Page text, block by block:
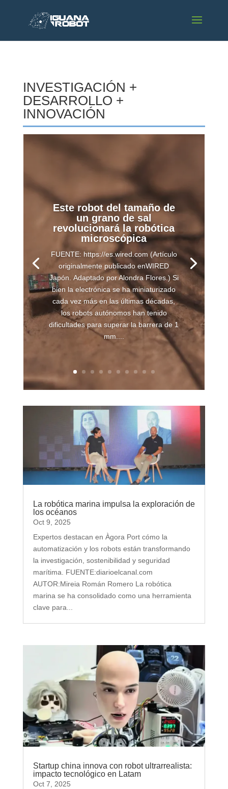
INVESTIGACIÓN +
DESARROLLO +
INNOVACIÓN
Este robot del tamaño de
un grano de sal
revolucionará la robótica
microscópica
FUENTE: https://es.wired.com (Artículo
originalmente publicado enWIRED
Japón. Adaptado por Alondra Flores.) Si
bien la electrónica se ha miniaturizado
cada vez más en las últimas décadas,
los robots autónomos han tenido
dificultades para superar la barrera de 1
mm....
La robótica marina impulsa la exploración de
los océanos
Oct 9, 2025
Expertos destacan en Àgora Port cómo la
automatización y los robots están transformando
la investigación, sostenibilidad y seguridad
marítima. FUENTE:diarioelcanal.com
AUTOR:Mireia Román Romero La robótica
marina se ha consolidado como una herramienta
clave para...
Startup china innova con robot ultrarrealista:
impacto tecnológico en Latam
Oct 7, 2025